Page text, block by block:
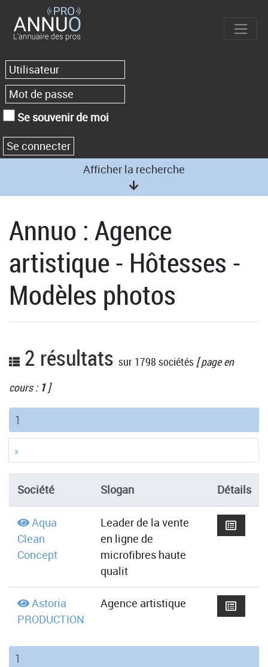
Se souvenir de moi
Afficher la recherche
Annuo : Agence
artistique - Hôtesses -
Modèles photos
2 résultats sur 1798 sociétés [ page en
cours : 1]
1
»
Société Slogan Détails
Aqua
Clean
Concept
Leader de la vente
en ligne de
microfibres haute
qualit
Astoria
PRODUCTION
Agence artistique
1